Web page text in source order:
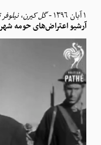
١ آبان ١٣٩٦ -گل کیرن،
آرشیو اعتراض‌های حومه شهری ۲- اعتراض‌ها در